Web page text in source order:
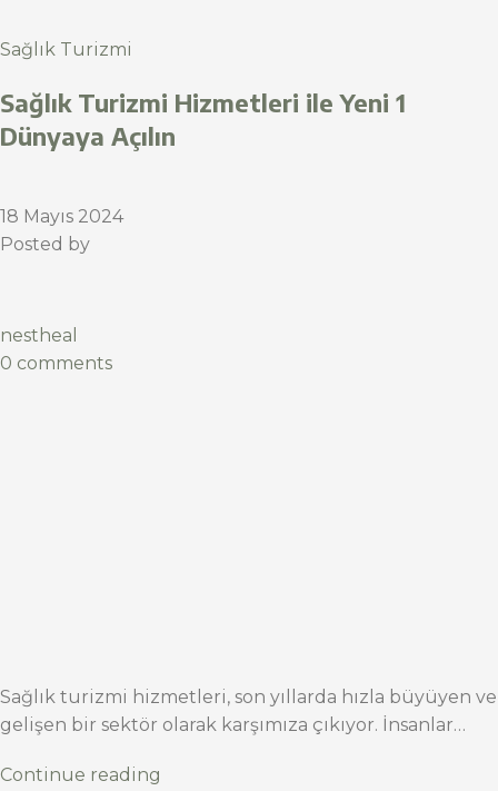
Sağlık Turizmi
Sağlık Turizmi Hizmetleri ile Yeni 1
Dünyaya Açılın
18 Mayıs 2024
Posted by
nestheal
0 comments
Sağlık turizmi hizmetleri, son yıllarda hızla büyüyen ve
gelişen bir sektör olarak karşımıza çıkıyor. İnsanlar…
Continue reading